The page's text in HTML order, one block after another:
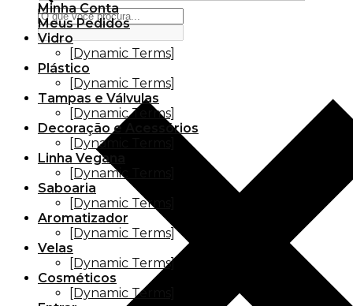
Minha Conta
Meus Pedidos
Vidro
[Dynamic Terms]
Plástico
[Dynamic Terms]
Tampas e Válvulas
[Dynamic Terms]
Decoração e Acessórios
[Dynamic Terms]
Linha Vegana
[Dynamic Terms]
Saboaria
[Dynamic Terms]
Aromatizador
[Dynamic Terms]
Velas
[Dynamic Terms]
Cosméticos
[Dynamic Terms]